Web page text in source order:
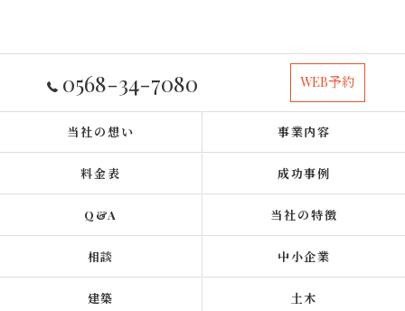
0568-34-7080 WEB予約
当社の想い 事業内容
料金表 成功事例
Q&A 当社の特徴
相談 中小企業
建築 土木